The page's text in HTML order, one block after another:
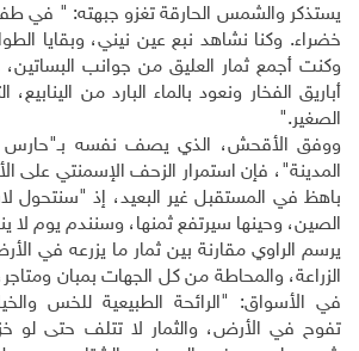
يستذكر والشمس الحارقة تغزو جبهته: " في
خضراء. وكنا نشاهد نبع عين نيني، وبقايا
وكنت أجمع ثمار العليق من جوانب
أباريق الفخار ونعود بالماء البارد من
الصغير."
ووفق الأقحش، الذي يصف نفسه بـ"حارس
المدينة"، فإن استمرار الزحف الإسمنتي على
باهظ في المستقبل غير البعيد، إذ "سنتحول
الصين، وحينها سيرتفع ثمنها، وسنندم يوم لا
يرسم الراوي مقارنة بين ثمار ما يزرعه في
الزراعة، والمحاطة من كل الجهات بمبان
في الأسواق: "الرائحة الطبيعية للخس
تفوح في الأرض، والثمار لا تتلف حتى لو